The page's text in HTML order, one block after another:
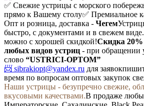
✅ Свежие устрицы с морского
прямо к Вашему столу✅ Премиальное
Опт и розница, доставка - Чегем
быстро, с документами и в свежем
можно с хорошей скидкой!Скидка 20%
любых видов устриц - при обращении
слово “USTRICI-OPTOM”
📨 sibrakiopt@yandex.ru для заявок
время по вопросам оптовых закупок
Наши устрицы - безупречно свежие,
вкусовыми качествами.В продаже